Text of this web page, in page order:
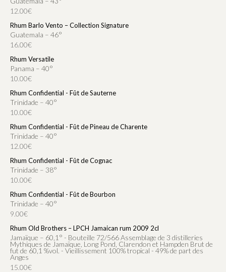
12.00€
Rhum Barlo Vento – Collection Signature
Guatemala – 46°
16.00€
Rhum Versatile
Panama – 40°
10.00€
Rhum Confidential - Fût de Sauterne
Trinidade – 40°
10.00€
Rhum Confidential - Fût de Pineau de Charente
Trinidade – 40°
12.00€
Rhum Confidential - Fût de Cognac
Trinidade – 38°
10.00€
Rhum Confidential - Fût de Bourbon
Trinidade – 40°
9.00€
Rhum Old Brothers – LPCH Jamaican rum 2009 2cl
Jamaïque – 60,1° - Bouteille 72/566 Assemblage de 3 distilleries
Mythiques de Jamaïque, Long Pond, Clarendon et Hampden Brut de
fut de 60,1 %vol. - Vieillissement 100% tropical - 49% de part des
Anges
15.00€